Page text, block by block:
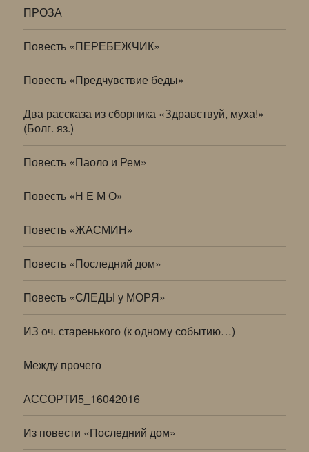
ПРОЗА
Повесть «ПЕРЕБЕЖЧИК»
Повесть «Предчувствие беды»
Два рассказа из сборника «Здравствуй, муха!»
(Болг. яз.)
Повесть «Паоло и Рем»
Повесть «Н Е М О»
Повесть «ЖАСМИН»
Повесть «Последний дом»
Повесть «СЛЕДЫ у МОРЯ»
ИЗ оч. старенького (к одному событию…)
Между прочего
АССОРТИ5_16042016
Из повести «Последний дом»